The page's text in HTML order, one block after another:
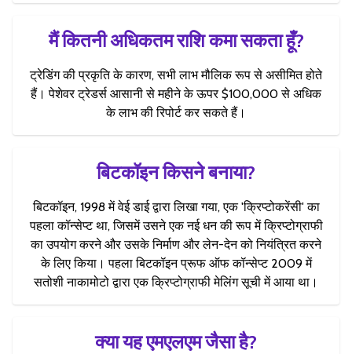
मैं कितनी अधिकतम राशि कमा सकता हूँ?
ट्रेडिंग की प्रकृति के कारण, सभी लाभ मौलिक रूप से असीमित होते
हैं। पेशेवर ट्रेडर्स आसानी से महीने के ऊपर $100,000 से अधिक
के लाभ की रिपोर्ट कर सकते हैं।
बिटकॉइन किसने बनाया?
बिटकॉइन, 1998 में वेई डाई द्वारा लिखा गया, एक 'क्रिप्टोकरेंसी' का
पहला कॉन्सेप्ट था, जिसमें उसने एक नई धन की रूप में क्रिप्टोग्राफी
का उपयोग करने और उसके निर्माण और लेन-देन को नियंत्रित करने
के लिए किया। पहला बिटकॉइन प्रूफ ऑफ कॉन्सेप्ट 2009 में
सतोशी नाकामोटो द्वारा एक क्रिप्टोग्राफी मेलिंग सूची में आया था।
क्या यह एमएलएम जैसा है?